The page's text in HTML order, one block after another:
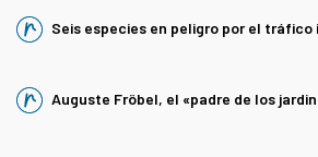
Seis especies en peligro por el tráfico
Auguste Fröbel, el «padre de los